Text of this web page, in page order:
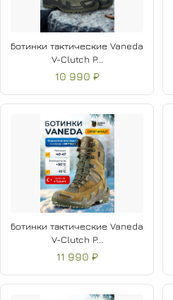
Ботинки тактические Vaneda
V-Clutch P...
10 990 ₽
Ботинки тактические Vaneda
V-Clutch P...
11 990 ₽